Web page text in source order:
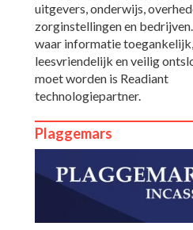
uitgevers, onderwijs,
zorginstellingen en
waar informatie toegankelijk,
leesvriendelijk en veilig
moet worden is Readiant
technologiepartner.
Plaggemars